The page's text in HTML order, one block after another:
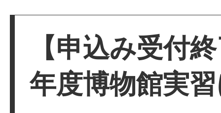
【申込み受付
年度博物館実